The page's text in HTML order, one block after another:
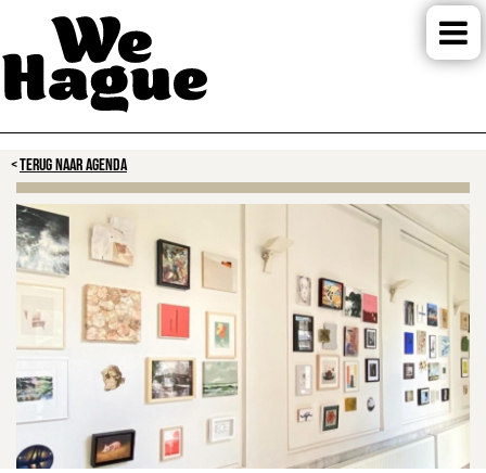
TERUG NAAR AGENDA